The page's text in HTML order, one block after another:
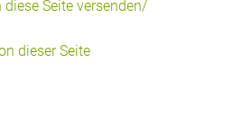
diese Seite versenden/
dieser Seite